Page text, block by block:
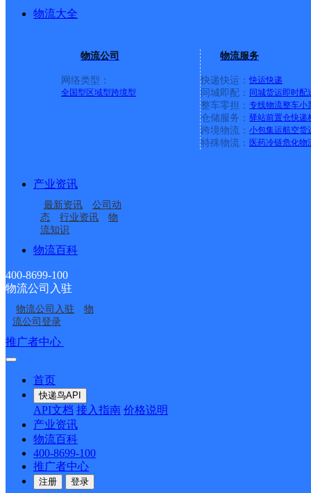
物流大全
物流公司
网络类型：
全国型 区域型跨境型
物流服务
快递快运： 快运快递
同城即配： 同城货运即时配
整车零担： 专线物流整车小
仓储服务： 驿站前置仓快递
跨境物流： 小包集运航空货
特殊物流： 医药冷链危化物
产业资讯
最新资讯
公司动
态
行业资讯
物
流知识
物流百科
400-8699-100
物流公司入驻
物流公司入驻
物
流公司登录
推广者中心
首页
快递鸟API
API文档 接入指南 价格说明
产业资讯
物流百科
400-8699-100
推广者中心
注册 登录
合肥蜀山大溪地
安徽合肥经济开发区公
司莲花路分部
安徽合肥经济开发区公
司海恒分部
安徽合肥经济开发区公
司方兴分部
合肥高新开发区
合肥蜀山新产业园
接口API
API接口 DEMO下载
关于我们
公司介绍 企业动态
合作伙伴 快递鸟接口服务协议
户隐私政策